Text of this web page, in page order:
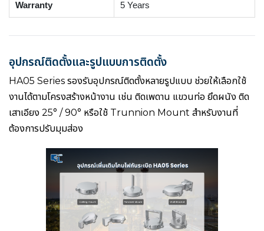
Warranty 5 Years
อุปกรณ์ติดตั้งและรูปแบบการติดตั้ง
HA05 Series รองรับอุปกรณ์ติดตั้งหลายรูปแบบ ช่วยให้เลือกใช้
งานได้ตามโครงสร้างหน้างาน เช่น ติดเพดาน แขวนท่อ ยึดผนัง ติด
เสาเอียง 25° / 90° หรือใช้ Trunnion Mount สำหรับงานที่
ต้องการปรับมุมส่อง